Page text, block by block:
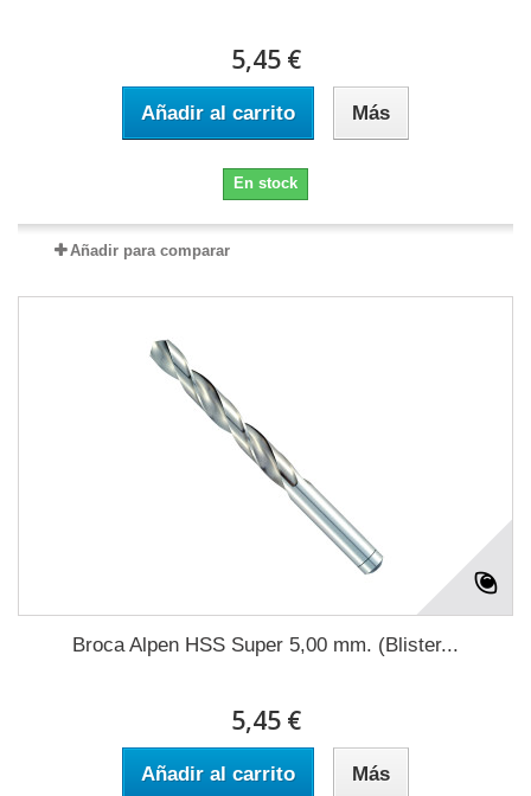
5,45 €
Añadir al carrito Más
En stock
Añadir para comparar
Broca Alpen HSS Super 5,00 mm. (Blister...
5,45 €
Añadir al carrito Más